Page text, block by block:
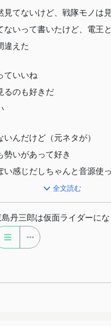
見てないけど、戦隊モノは
ないって書いたけど、電王
違えた
ていいね
るのも好きだ
んだけど（元ネタが）
いがあって好き
い感じだしちゃんと音源使
うだといいなとは思うよな
なれんわとは思う
ャーかなぁ（ただ忍者姿が
いうよりVS妖怪なんだがw
けど好き
全文読む
丹三郎は仮面ライダーに